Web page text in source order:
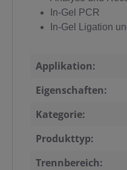
In-Gel PCR
In-Gel Ligation
Applikation:
Eigenschaften:
Kategorie:
Produkttyp:
Trennbereich: